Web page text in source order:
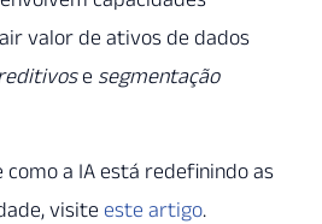
valor de ativos de dados
e segmentação
a IA está redefinindo as
visite este artigo.